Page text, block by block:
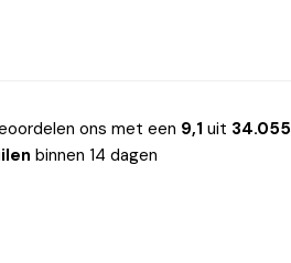
ons met een 9,1 uit 34.055
binnen 14 dagen